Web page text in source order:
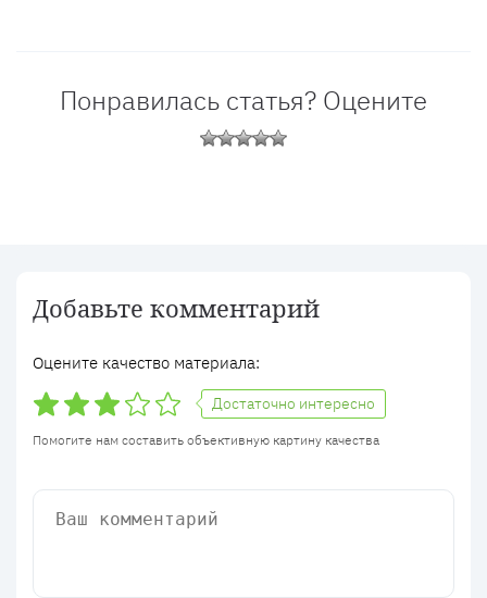
Понравилась статья? Оцените
Добавьте комментарий
Оцените качество материала:
Достаточно интересно
Помогите нам составить объективную картину качества